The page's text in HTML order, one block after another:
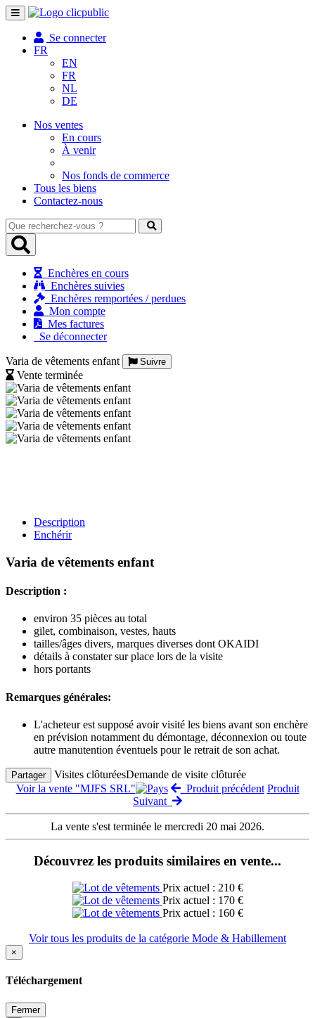
Toggle
navigation
Se connecter
FR
EN
FR
NL
DE
Nos ventes
En cours
À venir
Nos fonds de commerce
Tous les biens
Contactez-nous
Que
recherchez-
vous
Enchères en cours
Enchères suivies
Enchères remportées / perdues
Mon compte
Mes factures
Se déconnecter
Varia de vêtements enfant Suivre
Vente terminée
Description
Enchérir
Varia de vêtements enfant
Description :
environ 35 pièces au total
gilet, combinaison, vestes, hauts
tailles/âges divers, marques diverses dont OKAIDI
détails à constater sur place lors de la visite
hors portants
Remarques générales:
L'acheteur est supposé avoir visité les biens avant son enchère
en prévision notamment du démontage, déconnexion ou toute
autre manutention éventuels pour le retrait de son achat.
Partager Visites clôturéesDemande de visite clôturée
Voir la vente "MJFS SRL"
Produit précédent Produit
Suivant
La vente s'est terminée le mercredi 20 mai 2026.
Découvrez les produits similaires en vente...
Prix actuel : 210 €
Prix actuel : 170 €
Prix actuel : 160 €
Voir tous les produits de la catégorie Mode & Habillement
×
Téléchargement
Fermer